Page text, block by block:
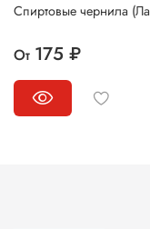
Спиртовые чернила
От 175 ₽